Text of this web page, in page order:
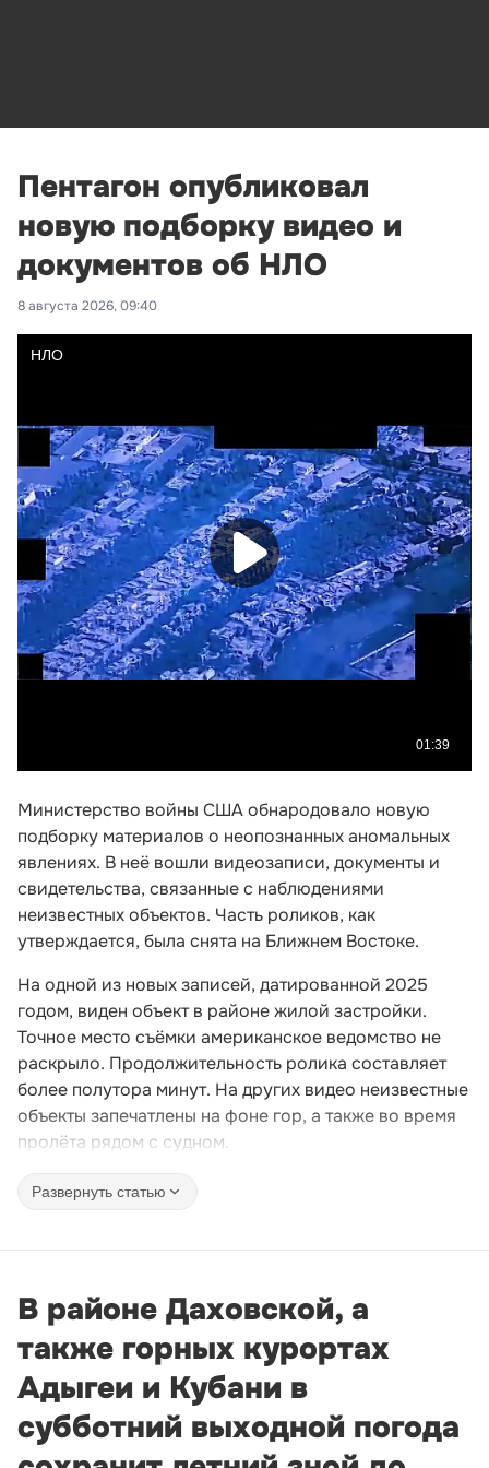
Пентагон опубликовал
новую подборку видео и
документов об НЛО
8 августа 2026, 09:40
Министерство войны США обнародовало новую
подборку материалов о неопознанных аномальных
явлениях. В неё вошли видеозаписи, документы и
свидетельства, связанные с наблюдениями
неизвестных объектов. Часть роликов, как
утверждается, была снята на Ближнем Востоке.
На одной из новых записей, датированной 2025
годом, виден объект в районе жилой застройки.
Точное место съёмки американское ведомство не
раскрыло. Продолжительность ролика составляет
более полутора минут. На других видео неизвестные
объекты запечатлены на фоне гор, а также во время
пролёта рядом с судном.
Развернуть статью
В районе Даховской, а
также горных курортах
Адыгеи и Кубани в
субботний выходной погода